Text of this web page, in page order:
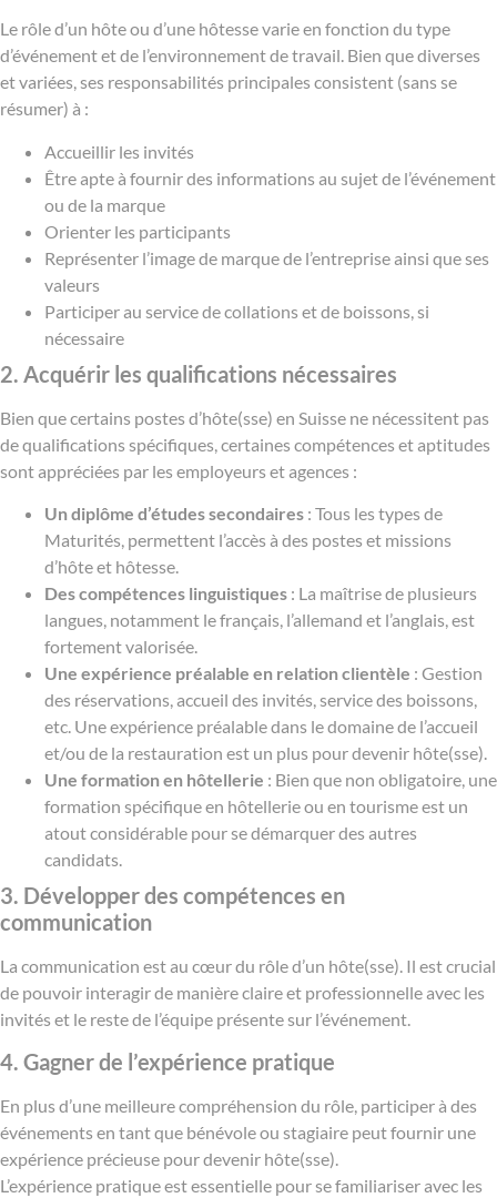
Le rôle d’un hôte ou d’une hôtesse varie en fonction du type
d’événement et de l’environnement de travail. Bien que diverses
et variées, ses responsabilités principales consistent (sans se
résumer) à :
Accueillir les invités
Être apte à fournir des informations au sujet de l’événement
ou de la marque
Orienter les participants
Représenter l’image de marque de l’entreprise ainsi que ses
valeurs
Participer au service de collations et de boissons, si
nécessaire
2. Acquérir les qualifications nécessaires
Bien que certains postes d’hôte(sse) en Suisse ne nécessitent pas
de qualifications spécifiques, certaines compétences et aptitudes
sont appréciées par les employeurs et agences :
Un diplôme d’études secondaires : Tous les types de
Maturités, permettent l’accès à des postes et missions
d’hôte et hôtesse.
Des compétences linguistiques : La maîtrise de plusieurs
langues, notamment le français, l’allemand et l’anglais, est
fortement valorisée.
Une expérience préalable en relation clientèle : Gestion
des réservations, accueil des invités, service des boissons,
etc. Une expérience préalable dans le domaine de l’accueil
et/ou de la restauration est un plus pour devenir hôte(sse).
Une formation en hôtellerie : Bien que non obligatoire, une
formation spécifique en hôtellerie ou en tourisme est un
atout considérable pour se démarquer des autres
candidats.
3. Développer des compétences en
communication
La communication est au cœur du rôle d’un hôte(sse). Il est crucial
de pouvoir interagir de manière claire et professionnelle avec les
invités et le reste de l’équipe présente sur l’événement.
4. Gagner de l’expérience pratique
En plus d’une meilleure compréhension du rôle, participer à des
événements en tant que bénévole ou stagiaire peut fournir une
expérience précieuse pour devenir hôte(sse).
L’expérience pratique est essentielle pour se familiariser avec les